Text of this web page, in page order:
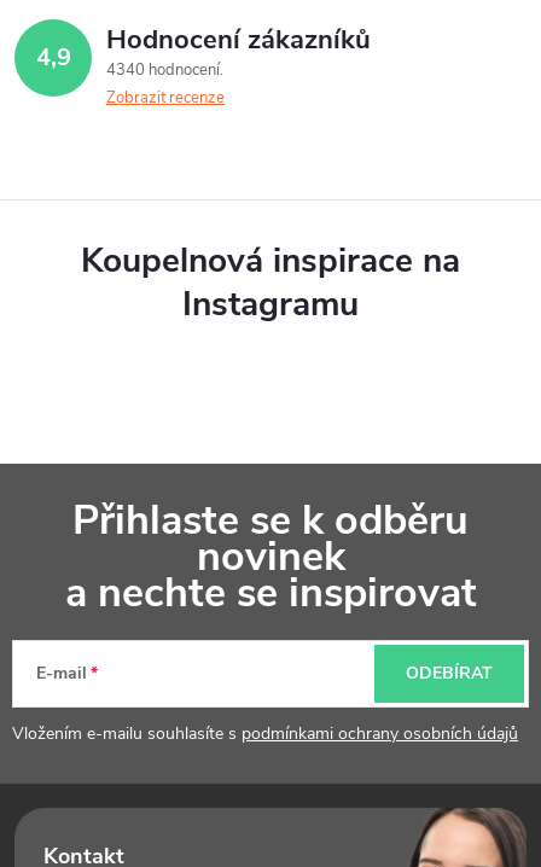
4,9 Hodnocení zákazníků
4340 hodnocení
Zobrazit recenze
Koupelnová inspirace na
Instagramu
a
Přihlaste se k odběru
novinek
a nechte se inspirovat
E-mail
Vložením e-mailu souhlasíte s podmínkami ochrany osobních údajů
ODEBÍRAT